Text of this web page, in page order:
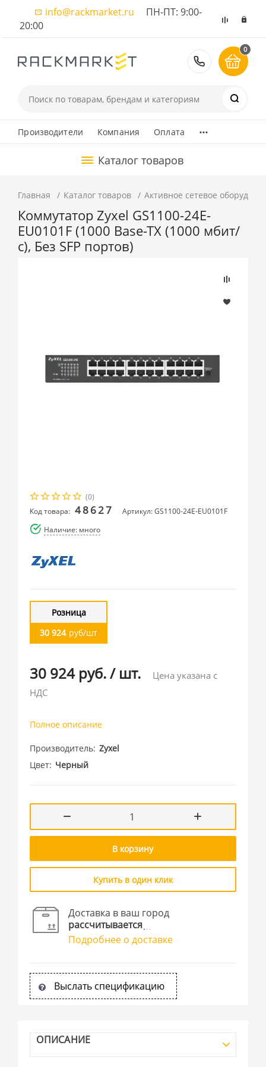
info@rackmarket.ru ПН-ПТ: 9:00-
20:00
8 (495)
0
Производители Компания Оплата ...
Каталог товаров
Главная Каталог товаров Активное сетевое
Коммутатор Zyxel GS1100-24E-
EU0101F (1000 Base-TX (1000 мбит/
с), Без SFP портов)
(0)
Код товара: 48627
Артикул: GS1100-24E-EU0101F
Наличие: много
Розница
30 924 руб/шт
30 924 руб./ шт.
Цена указана с
НДС
Полное описание
Производитель Zyxel
Цвет Черный
В корзину
Купить в один клик
Доставка в ваш город
рассчитывается
Подробнее о доставке
Выслать спецификацию
ОПИСАНИЕ